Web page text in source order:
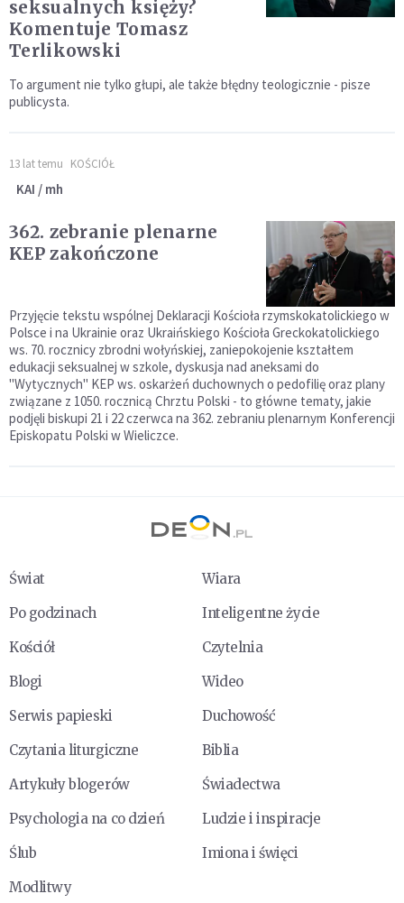
seksualnych księży?
Komentuje Tomasz
Terlikowski
To argument nie tylko głupi, ale także błędny teologicznie - pisze
publicysta.
13 lat temu KOŚCIÓŁ
KAI / mh
362. zebranie plenarne
KEP zakończone
Przyjęcie tekstu wspólnej Deklaracji Kościoła rzymskokatolickiego w
Polsce i na Ukrainie oraz Ukraińskiego Kościoła Greckokatolickiego
ws. 70. rocznicy zbrodni wołyńskiej, zaniepokojenie kształtem
edukacji seksualnej w szkole, dyskusja nad aneksami do
"Wytycznych" KEP ws. oskarżeń duchownych o pedofilię oraz plany
związane z 1050. rocznicą Chrztu Polski - to główne tematy, jakie
podjęli biskupi 21 i 22 czerwca na 362. zebraniu plenarnym Konferencji
Episkopatu Polski w Wieliczce.
Świat
Wiara
Po godzinach
Inteligentne życie
Kościół
Czytelnia
Blogi
Wideo
Serwis papieski
Duchowość
Czytania liturgiczne
Biblia
Artykuły blogerów
Świadectwa
Psychologia na co dzień
Ludzie i inspiracje
Ślub
Imiona i święci
Modlitwy